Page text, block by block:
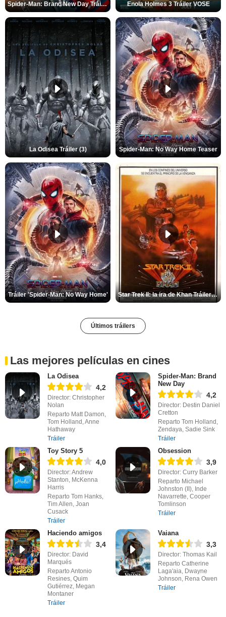
Spider-Man: Brand New Day Tráiler (3) Enola Holmes 3 Tráiler VOSE
La Odisea Tráiler (3) Spider-Man: No Way Home Teaser
Tráiler 'Spider-Man: No Way Home' Star Trek II: la ira de Khan Tráiler VO
Últimos tráilers
Las mejores películas en cines
La Odisea
4,2
Director: Christopher
Nolan
Reparto Matt Damon,
Tom Holland, Anne
Hathaway
Tráiler
Spider-Man: Brand
New Day
4,2
Director: Destin Daniel
Cretton
Reparto Tom Holland,
Zendaya, Sadie Sink
Tráiler
Toy Story 5
4,0
Director: Andrew
Stanton, McKenna
Harris
Reparto Tom Hanks,
Tim Allen, Joan
Cusack
Tráiler
Obsession
3,9
Director: Curry Barker
Reparto Michael
Johnston (II), Inde
Navarrette, Cooper
Tomlinson
Tráiler
Haciendo amigos
3,4
Director: David
Marqués
Reparto Antonio
Resines, Quim
Gutiérrez, Megan
Montaner
Tráiler
Vaiana
3,3
Director: Thomas Kail
Reparto Catherine
Laga'aia, Dwayne
Johnson, Rena Owen
Tráiler